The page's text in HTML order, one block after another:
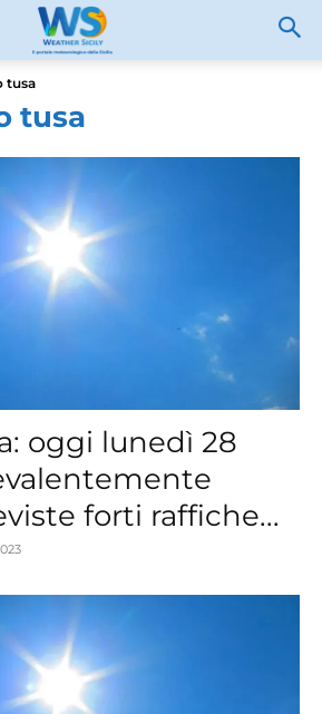
tusa
tusa
oggi lunedì 28
forti raffiche...